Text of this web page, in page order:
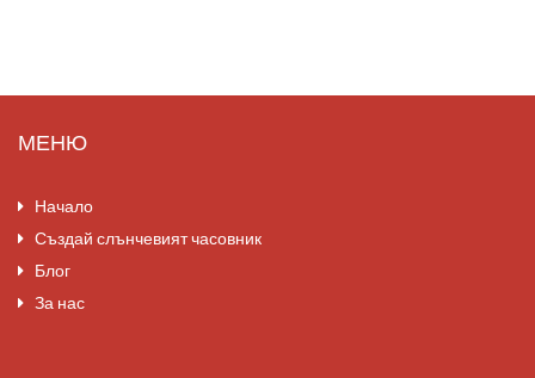
МЕНЮ
Начало
Създай слънчевият часовник
Блог
За нас